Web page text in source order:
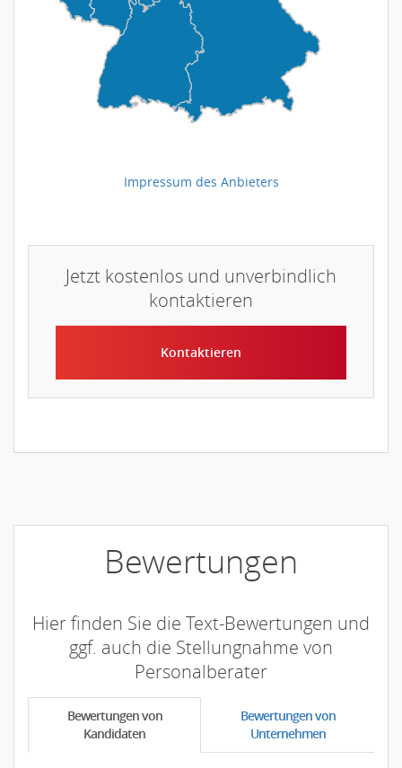
Impressum des Anbieters
Jetzt kostenlos und unverbindlich
kontaktieren
Kontaktieren
Bewertungen
Hier finden Sie die Text-Bewertungen und
ggf. auch die Stellungnahme von
Personalberater
Bewertungen von
Kandidaten
Bewertungen von
Unternehmen